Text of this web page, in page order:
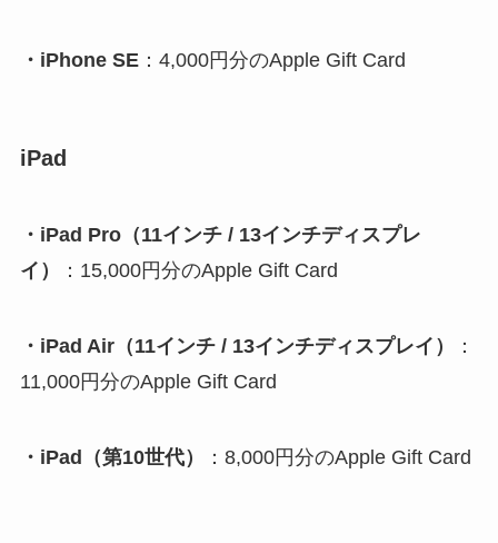
・iPhone SE：4,000円分のApple Gift Card
iPad
・iPad Pro（11インチ / 13インチディスプレ
イ）
：15,000円分のApple Gift Card
・iPad Air（11インチ / 13インチディスプレイ）
：
11,000円分のApple Gift Card
・iPad（第10世代） ：8,000円分のApple Gift Card